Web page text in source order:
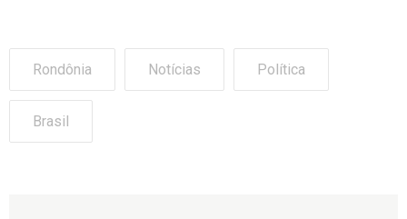
Rondônia Notícias Política
Brasil